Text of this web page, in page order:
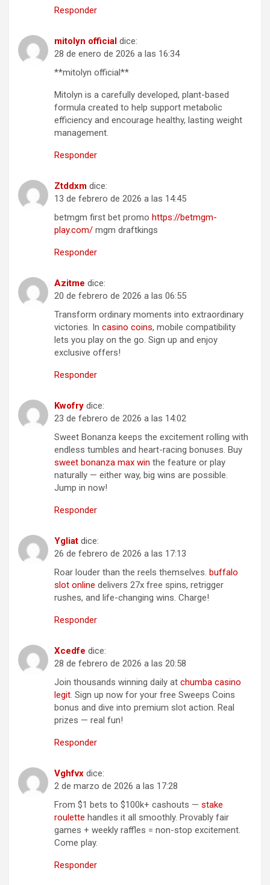
Responder
mitolyn official dice:
28 de enero de 2026 a las 16:34
**mitolyn official**
Mitolyn is a carefully developed, plant-based
formula created to help support metabolic
efficiency and encourage healthy, lasting weight
management.
Responder
Ztddxm dice:
13 de febrero de 2026 a las 14:45
betmgm first bet promo https://betmgm-
play.com/ mgm draftkings
Responder
Azitme dice:
20 de febrero de 2026 a las 06:55
Transform ordinary moments into extraordinary
victories. In casino coins, mobile compatibility
lets you play on the go. Sign up and enjoy
exclusive offers!
Responder
Kwofry dice:
23 de febrero de 2026 a las 14:02
Sweet Bonanza keeps the excitement rolling with
endless tumbles and heart-racing bonuses. Buy
sweet bonanza max win the feature or play
naturally — either way, big wins are possible.
Jump in now!
Responder
Ygliat dice:
26 de febrero de 2026 a las 17:13
Roar louder than the reels themselves. buffalo
slot online delivers 27x free spins, retrigger
rushes, and life-changing wins. Charge!
Responder
Xcedfe dice:
28 de febrero de 2026 a las 20:58
Join thousands winning daily at chumba casino
legit. Sign up now for your free Sweeps Coins
bonus and dive into premium slot action. Real
prizes — real fun!
Responder
Vghfvx dice:
2 de marzo de 2026 a las 17:28
From $1 bets to $100k+ cashouts — stake
roulette handles it all smoothly. Provably fair
games + weekly raffles = non-stop excitement.
Come play.
Responder